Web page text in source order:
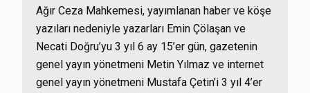
Ağır Ceza Mahkemesi, yayımlanan haber ve köşe
yazıları nedeniyle yazarları Emin Çölaşan ve
Necati Doğru’yu 3 yıl 6 ay 15’er gün, gazetenin
genel yayın yönetmeni Metin Yılmaz ve internet
genel yayın yönetmeni Mustafa Çetin’i 3 yıl 4’er